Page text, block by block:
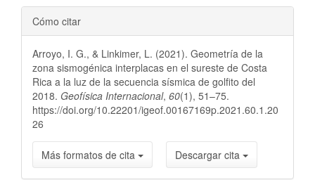
Detalles
del
artículo
Cómo citar
Arroyo, I. G., & Linkimer, L. (2021). Geometría de la
zona sismogénica interplacas en el sureste de Costa
Rica a la luz de la secuencia sísmica de golfito del
2018. Geofísica Internacional, 60(1), 51–75.
https://doi.org/10.22201/igeof.00167169p.2021.60.1.20
26
Más formatos de cita Descargar cita